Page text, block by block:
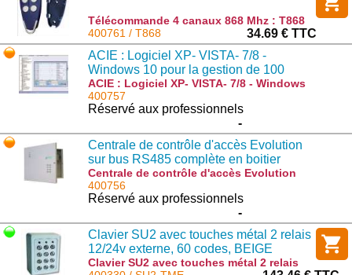
Télécommande 4 canaux 868 Mhz : T868
400761 / T868
34.69 € TTC
ACIE : Logiciel XP- VISTA- 7/8 -
Windows 10 pour la gestion de 100
sites pour centrale Evolution
ACIE : Logiciel XP- VISTA- 7/8 - Windows
10 pour la gestion de 100 sites pour
centrale Evolution : LOG-EV1
400757
Réservé aux professionnels
-
Centrale de contrôle d'accès Evolution
sur bus RS485 complète en boitier
métal
Centrale de contrôle d'accès Evolution
sur bus RS485 complète en boitier métal :
POWER EVOLUTION
400756
Réservé aux professionnels
-
Clavier SU2 avec touches métal 2 relais
12/24v externe, 60 codes, BEIGE
Clavier SU2 avec touches métal 2 relais